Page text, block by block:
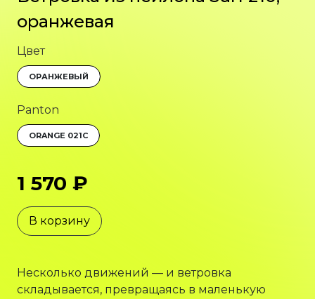
оранжевая
Цвет
ОРАНЖЕВЫЙ
Panton
ORANGE 021C
1 570 ₽
В корзину
Несколько движений — и ветровка
складывается, превращаясь в маленькую